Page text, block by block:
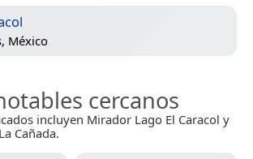
México
cercanos
incluyen Mirador Lago El Caracol y
Cañada.